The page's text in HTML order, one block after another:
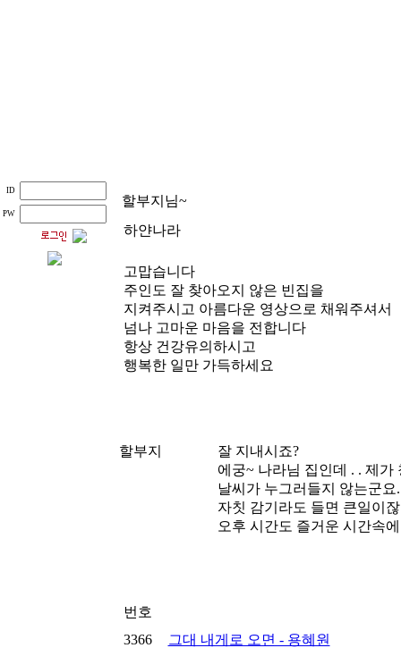
ID
PW
할부지님~
하얀나라
고맙습니다
주인도 잘 찾아오지 않은 빈집을
지켜주시고 아름다운 영상으로 채워주셔서
넘나 고마운 마음을 전합니다
항상 건강유의하시고
행복한 일만 가득하세요
할부지
잘 지내시죠?
에궁~ 나라님 집인데 . . 제가
날씨가 누그러들지 않는군
자칫 감기라도 들면 큰일이
오후 시간도 즐거운 시간속
번호
3366
그대 내게로 오면 - 용혜원